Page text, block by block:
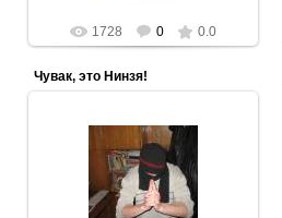
1728 0 0.0
Чувак, это Нинзя!
13.03.2012
ezooculteric